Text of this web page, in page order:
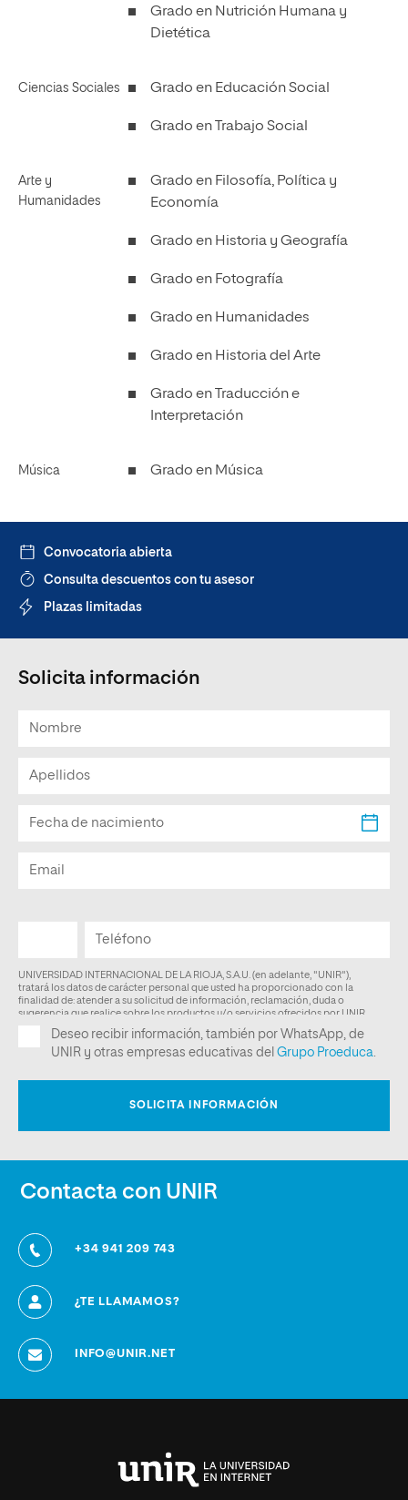
Grado en Nutrición Humana y
Dietética
Ciencias Sociales Grado en Educación Social
Grado en Trabajo Social
Arte y
Humanidades
Grado en Filosofía, Política y
Economía
Grado en Historia y Geografía
Grado en Fotografía
Grado en Humanidades
Grado en Historia del Arte
Grado en Traducción e
Interpretación
Música Grado en Música
Convocatoria abierta
Consulta descuentos con tu asesor
Plazas limitadas
Solicita información
Contacta con UNIR
+34 941 209 743
¿TE LLAMAMOS?
INFO@UNIR.NET